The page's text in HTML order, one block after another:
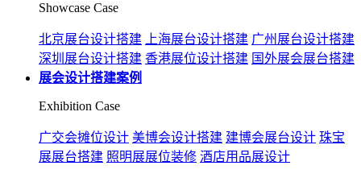
Showcase Case
北京展台设计搭建 上海展台设计搭建 广州展台设计搭建
深圳展台设计搭建 香港展位设计搭建 国外展会展台搭建
展会设计搭建案例
Exhibition Case
广交会摊位设计 美博会设计搭建 建博会展台设计 珠宝
展展台搭建 照明展展位装修 酒店用品展设计